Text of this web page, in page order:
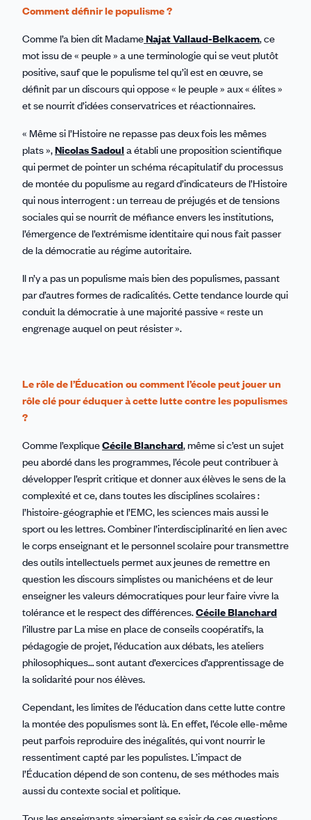
Comment définir le populisme ?
Comme l’a bien dit MadameNajat Vallaud-Belkacem, ce
mot issu de « peuple » a une terminologie qui se veut plutôt
positive, sauf que le populisme tel qu’il est en œuvre, se
définit par un discours qui oppose « le peuple » aux « élites »
et se nourrit d’idées conservatrices et réactionnaires.
« Même si l’Histoire ne repasse pas deux fois les mêmes
plats »,Nicolas Sadoul a établi une proposition scientifique
qui permet de pointer un schéma récapitulatif du processus
de montée du populisme au regard d’indicateurs de l’Histoire
qui nous interrogent : un terreau de préjugés et de tensions
sociales qui se nourrit de méfiance envers les institutions,
l’émergence de l’extrémisme identitaire qui nous fait passer
de la démocratie au régime autoritaire.
Il n’y a pas un populisme mais bien des populismes, passant
par d’autres formes de radicalités. Cette tendance lourde qui
conduit la démocratie à une majorité passive « reste un
engrenage auquel on peut résister ».
Le rôle de l’Éducation ou comment l’école peut jouer un
rôle clé pour éduquer à cette lutte contre les populismes
?
Comme l’expliqueCécile Blanchard, même si c’est un sujet
peu abordé dans les programmes, l’école peut contribuer à
développer l’esprit critique et donner aux élèves le sens de la
complexité et ce, dans toutes les disciplines scolaires :
l’histoire-géographie et l’EMC, les sciences mais aussi le
sport ou les lettres. Combiner l’interdisciplinarité en lien avec
le corps enseignant et le personnel scolaire pour transmettre
des outils intellectuels permet aux jeunes de remettre en
question les discours simplistes ou manichéens et de leur
enseigner les valeurs démocratiques pour leur faire vivre la
tolérance et le respect des différences.Cécile Blanchard
l’illustre par La mise en place de conseils coopératifs, la
pédagogie de projet, l’éducation aux débats, les ateliers
philosophiques… sont autant d’exercices d’apprentissage de
la solidarité pour nos élèves.
Cependant, les limites de l’éducation dans cette lutte contre
la montée des populismes sont là. En effet, l’école elle-même
peut parfois reproduire des inégalités, qui vont nourrir le
ressentiment capté par les populistes. L’impact de
l’Éducation dépend de son contenu, de ses méthodes mais
aussi du contexte social et politique.